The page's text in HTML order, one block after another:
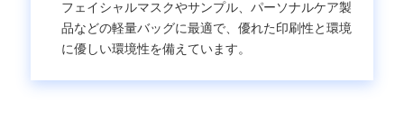
フェイシャルマスクやサンプル、パーソナルケア製
品などの軽量バッグに最適で、優れた印刷性と環境
に優しい環境性を備えています。